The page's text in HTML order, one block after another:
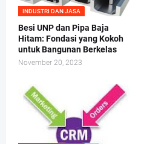
INDUSTRI DAN JASA
Besi UNP dan Pipa Baja
Hitam: Fondasi yang Kokoh
untuk Bangunan Berkelas
November 20, 2023